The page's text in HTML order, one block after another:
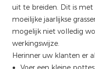
uit te breiden. Dit is
moeilijke jaarlijkse
mogelijk niet volledig
werkingswijze.
Herinner uw klanten er